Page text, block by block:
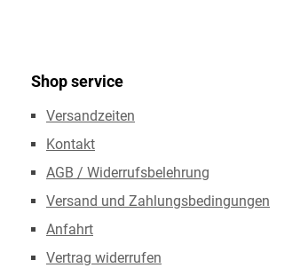
Shop service
Versandzeiten
Kontakt
AGB / Widerrufsbelehrung
Versand und Zahlungsbedingungen
Anfahrt
Vertrag widerrufen